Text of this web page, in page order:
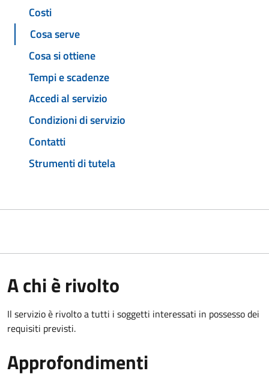
Costi
Cosa serve
Cosa si ottiene
Tempi e scadenze
Accedi al servizio
Condizioni di servizio
Contatti
Strumenti di tutela
A chi è rivolto
Il servizio è rivolto a tutti i soggetti interessati in possesso dei
requisiti previsti.
Approfondimenti